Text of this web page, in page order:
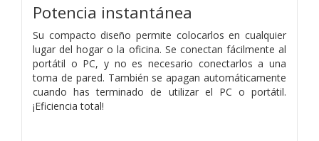
Potencia instantánea
Su compacto diseño permite colocarlos en cualquier
lugar del hogar o la oficina. Se conectan fácilmente al
portátil o PC, y no es necesario conectarlos a una
toma de pared. También se apagan automáticamente
cuando has terminado de utilizar el PC o portátil.
¡Eficiencia total!